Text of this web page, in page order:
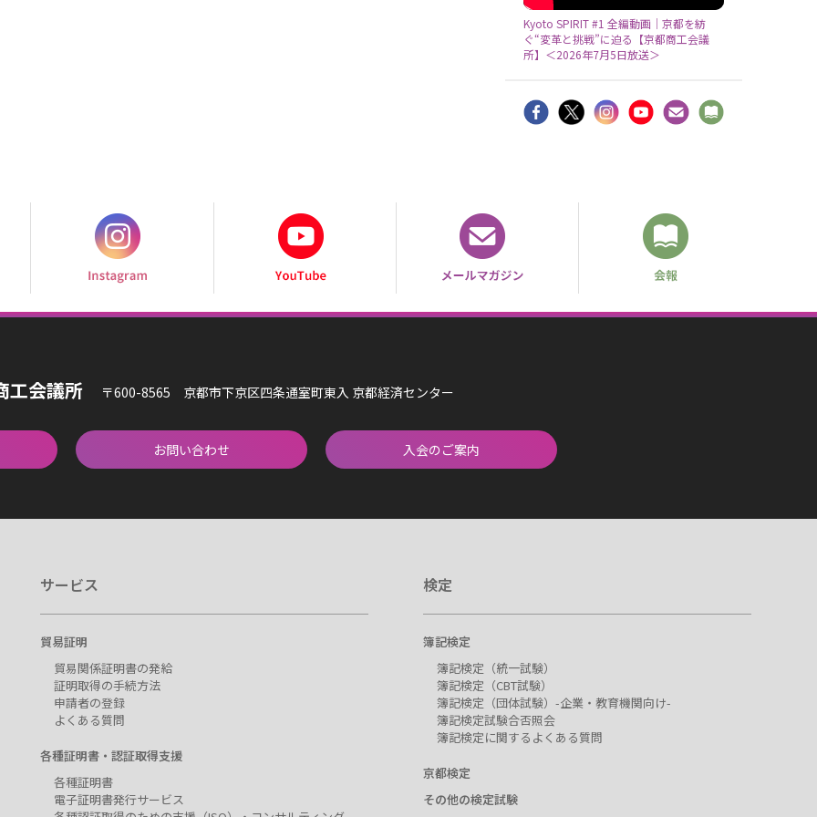
Kyoto SPIRIT #1 全編動画｜京都を紡
ぐ“変革と挑戦”に迫る【京都商工会議
所】＜2026年7月5日放送＞
工会議所 〒600-8565 京都市下京区四条通室町東入 京都経済センター
お問い合わせ 入会のご案内
サービス
貿易証明
貿易関係証明書の発給
証明取得の手続方法
申請者の登録
よくある質問
各種証明書・認証取得支援
各種証明書
電子証明書発行サービス
検定
簿記検定
簿記検定（統一試験）
簿記検定（CBT試験）
簿記検定（団体試験）-企業・教育機関向け-
簿記検定試験合否照会
簿記検定に関するよくある質問
京都検定
その他の検定試験